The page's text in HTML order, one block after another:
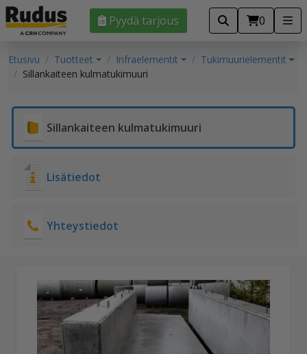
Pyydä tarjous 0
Etusivu Tuotteet Infraelementit
Tukimuurielementit
Sillankaiteen kulmatukimuuri
Sillankaiteen kulmatukimuuri
Lisätiedot
Yhteystiedot